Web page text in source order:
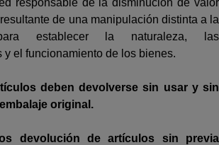
responsable de la disminución de valor
de una manipulación distinta a la
establecer la naturaleza, las
y el funcionamiento de los bienes.
deben devolverse sin usar y sin
original.
devolución de artículos sin previa